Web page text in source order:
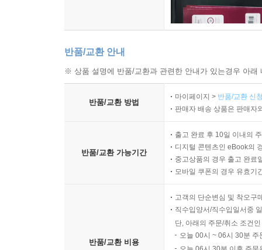
반품/교환 안내
※ 상품 설명에 반품/교환과 관련한 안내가 있는경우 아
반품/교환 방법
마이페이지 > 반품/교환 신
판매자 배송 상품은 판매자
반품/교환 가능기간
출고 완료 후 10일 이내의
디지털 콘텐츠인 eBook의
중고상품의 경우 출고 완료
모바일 쿠폰의 경우 유효기
반품/교환 비용
고객의 단순변심 및 착오구
직수입양서/직수입일서중
단, 아래의 주문/취소 조건
오늘 00시 ~ 06시 30분